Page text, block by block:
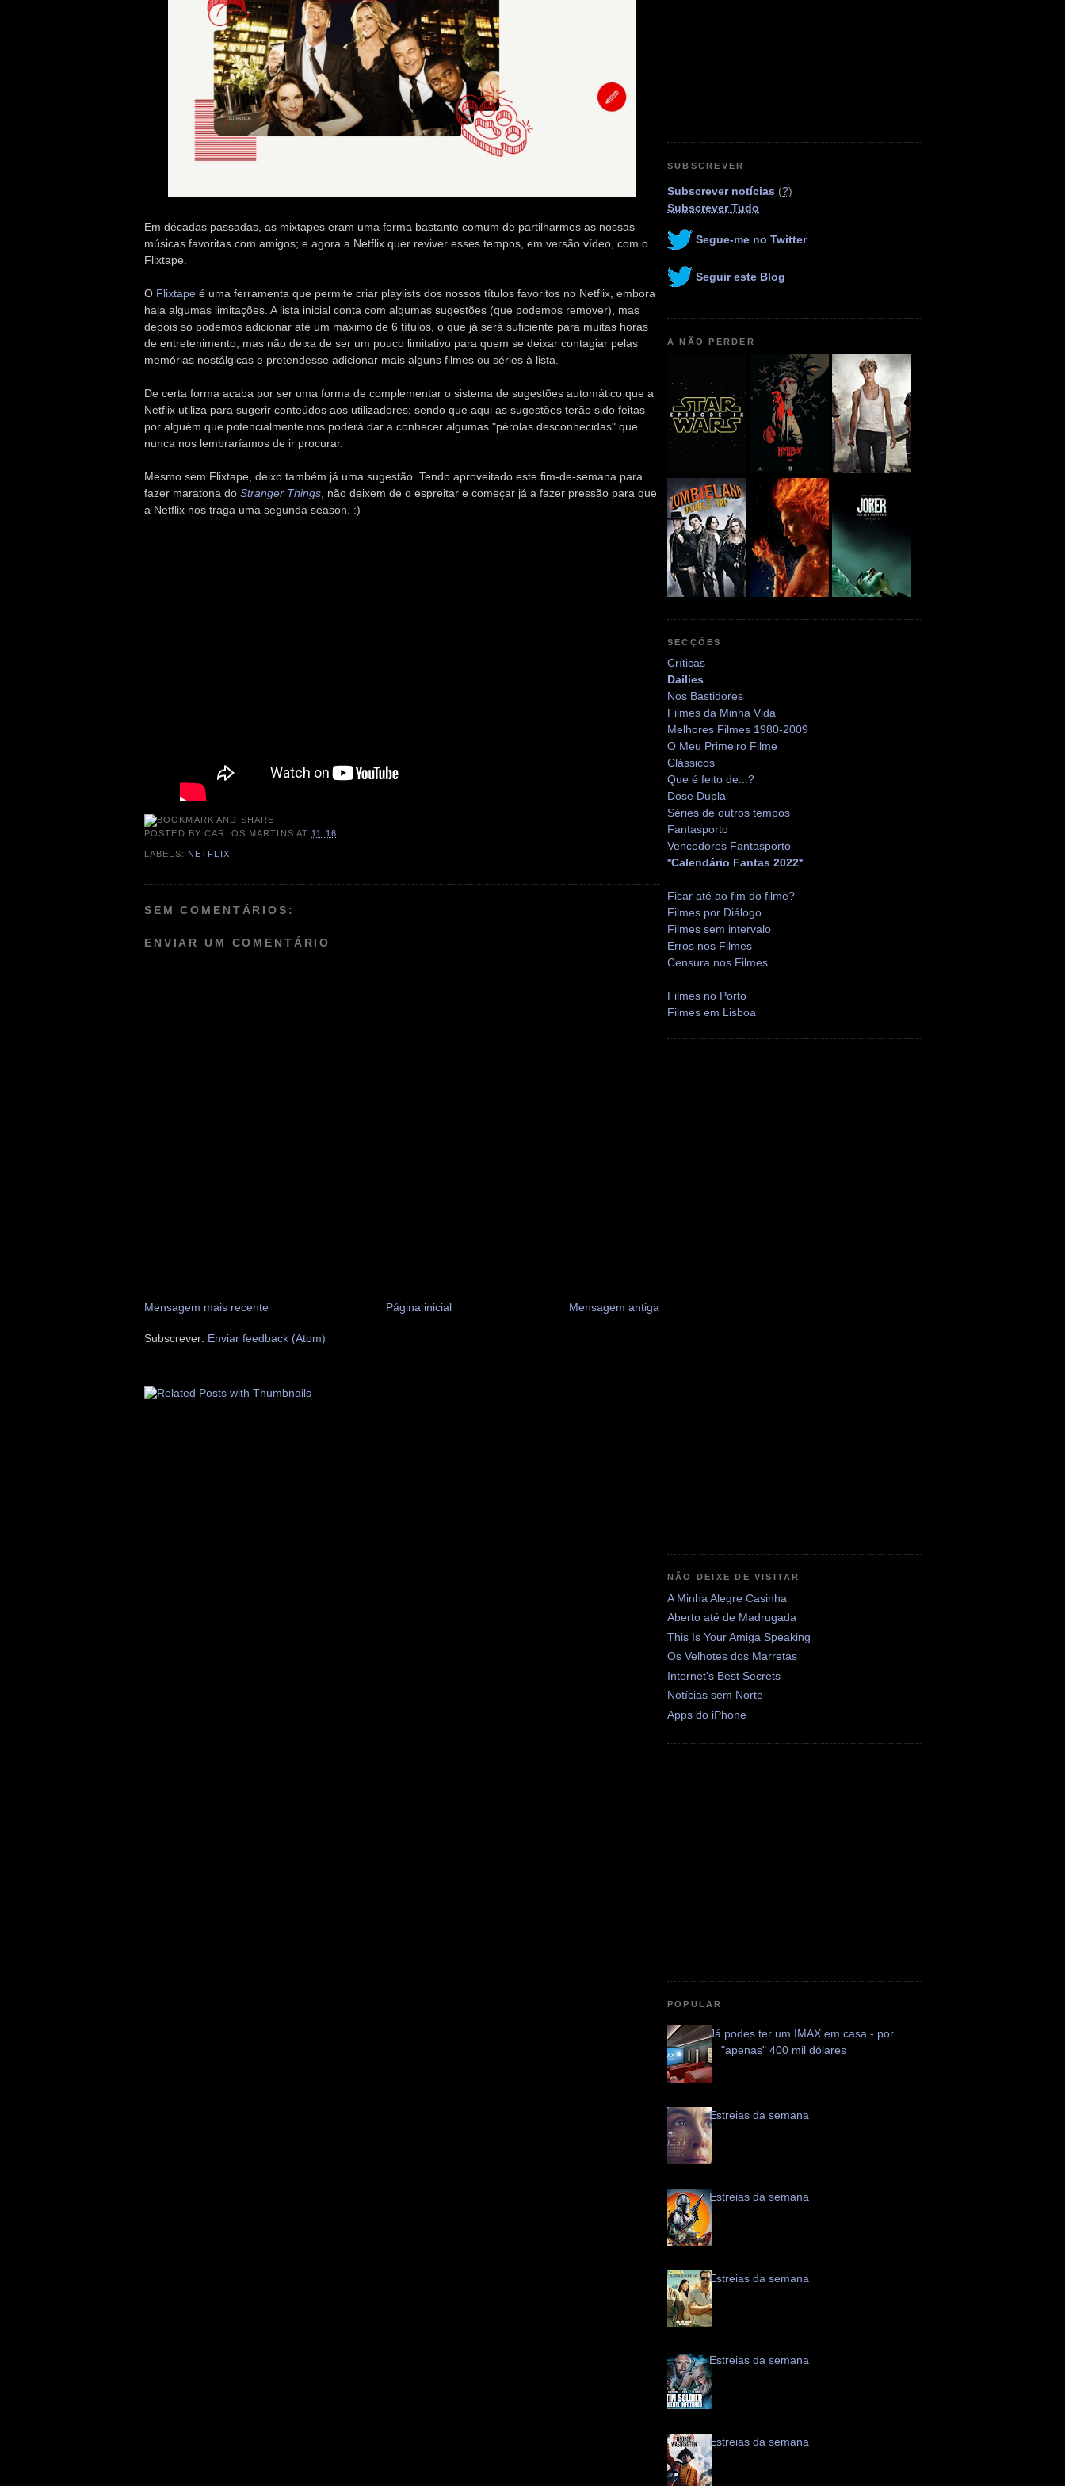
Em décadas passadas, as mixtapes eram uma forma bastante comum de partilharmos as nossas
músicas favoritas com amigos; e agora a Netflix quer reviver esses tempos, em versão vídeo, com o
Flixtape.
O Flixtape é uma ferramenta que permite criar playlists dos nossos títulos favoritos no Netflix, embora
haja algumas limitações. A lista inicial conta com algumas sugestões (que podemos remover), mas
depois só podemos adicionar até um máximo de 6 títulos, o que já será suficiente para muitas horas
de entretenimento, mas não deixa de ser um pouco limitativo para quem se deixar contagiar pelas
memórias nostálgicas e pretendesse adicionar mais alguns filmes ou séries à lista.
De certa forma acaba por ser uma forma de complementar o sistema de sugestões automático que a
Netflix utiliza para sugerir conteúdos aos utilizadores; sendo que aqui as sugestões terão sido feitas
por alguém que potencialmente nos poderá dar a conhecer algumas "pérolas desconhecidas" que
nunca nos lembraríamos de ir procurar.
Mesmo sem Flixtape, deixo também já uma sugestão. Tendo aproveitado este fim-de-semana para
fazer maratona do Stranger Things , não deixem de o espreitar e começar já a fazer pressão para que
a Netflix nos traga uma segunda season. :)
POSTED BYCARLOS MARTINS AT 11:16
LABELS: NETFLIX
SEM COMENTÁRIOS:
ENVIAR UM COMENTÁRIO
Mensagem mais recente Mensagem antiga
Página inicial
Subscrever: Enviar feedback (Atom)
SUBSCREVER
Subscrever notícias (?)
Subscrever Tudo
Segue-me no Twitter
Seguir este Blog
A NÃO PERDER
SECÇÕES
Críticas
Dailies
Nos Bastidores
Filmes da Minha Vida
Melhores Filmes 1980-2009
O Meu Primeiro Filme
Clássicos
Que é feito de...?
Dose Dupla
Séries de outros tempos
Fantasporto
Vencedores Fantasporto
*Calendário Fantas 2022*
Ficar até ao fim do filme?
Filmes por Diálogo
Filmes sem intervalo
Erros nos Filmes
Censura nos Filmes
Filmes no Porto
Filmes em Lisboa
NÃO DEIXE DE VISITAR
A Minha Alegre Casinha
Aberto até de Madrugada
This Is Your Amiga Speaking
Os Velhotes dos Marretas
Internet's Best Secrets
Notícias sem Norte
Apps do iPhone
POPULAR
Já podes ter um IMAX em casa - por
"apenas" 400 mil dólares
Estreias da semana
Estreias da semana
Estreias da semana
Estreias da semana
Estreias da semana